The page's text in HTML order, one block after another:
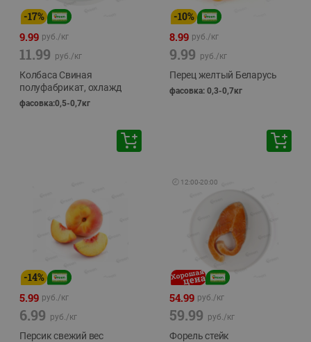
-17%
9.99 руб./кг
11.99 руб./кг
Колбаса Свиная
полуфабрикат, охлажд
фасовка:0,5-0,7кг
-10%
8.99 руб./кг
9.99 руб./кг
Перец желтый Беларусь
фасовка: 0,3-0,7кг
-14%
5.99 руб./кг
6.99 руб./кг
Персик свежий вес
🕘 12:00-20:00
54.99 руб./кг
59.99 руб./кг
Форель стейк